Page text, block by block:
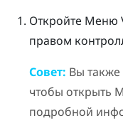
Откройте Меню
правом
Совет: Вы также
чтобы открыть
подробной